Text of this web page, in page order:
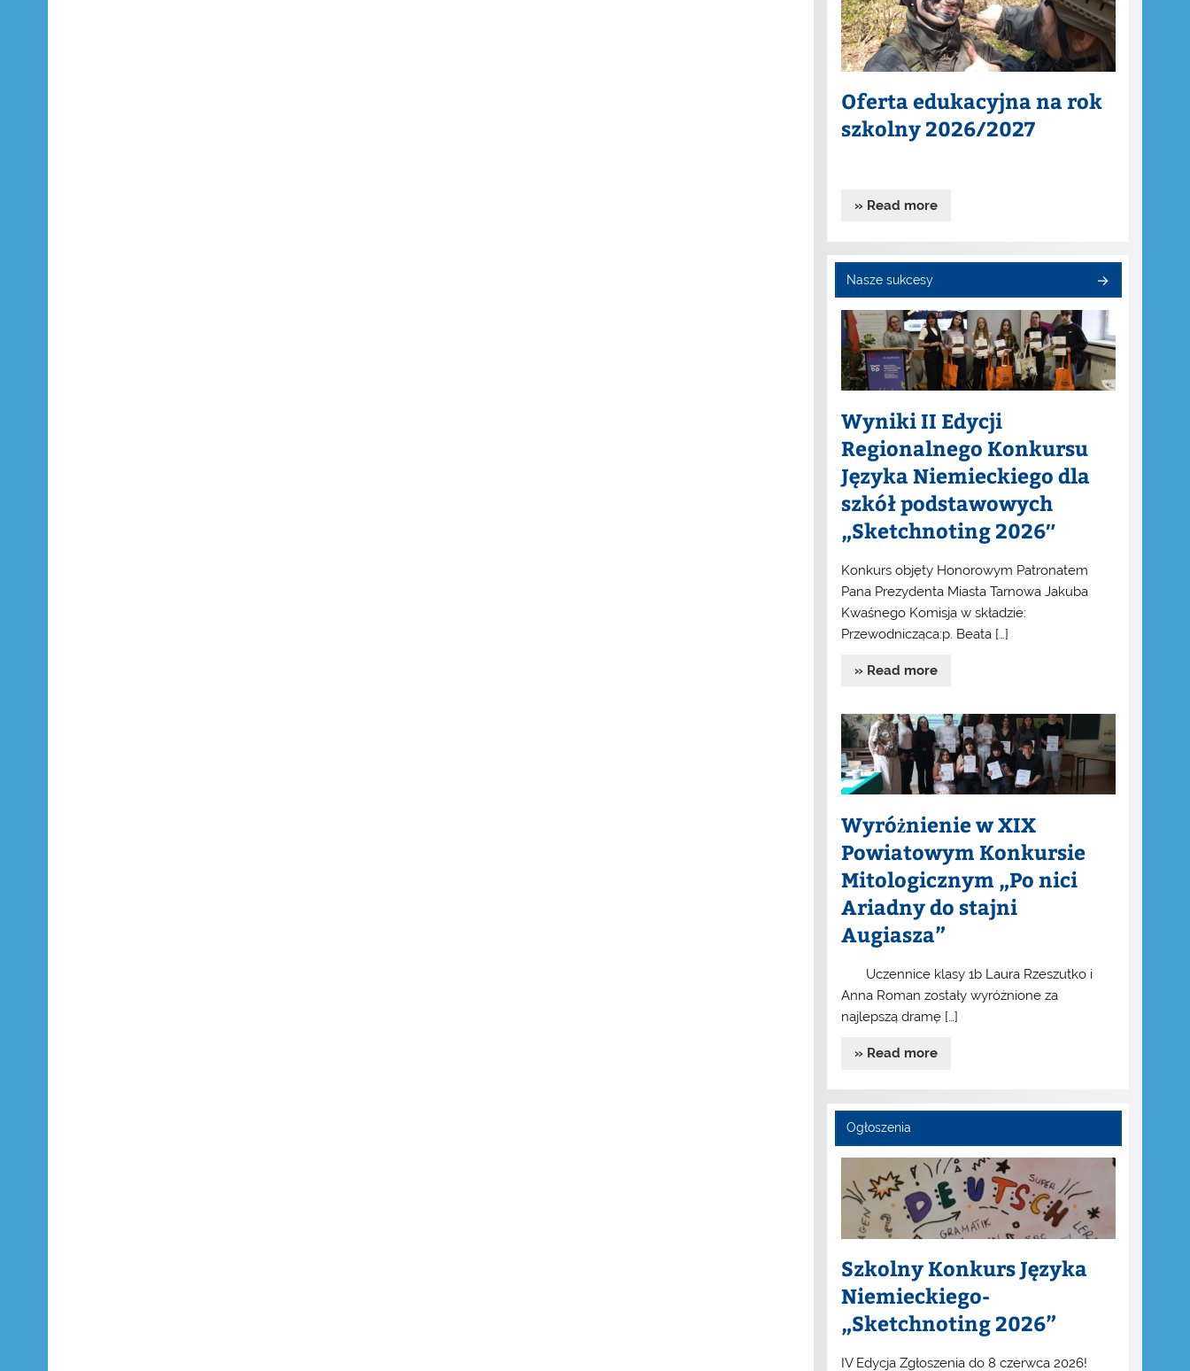
Oferta edukacyjna na rok
szkolny 2026/2027
» Read more
Nasze sukcesy
Wyniki II Edycji
Regionalnego Konkursu
Języka Niemieckiego dla
szkół podstawowych
„Sketchnoting 2026″
Konkurs objęty Honorowym Patronatem
Pana Prezydenta Miasta Tarnowa Jakuba
Kwaśnego Komisja w składzie:
Przewodnicząca:p. Beata […]
» Read more
Wyróżnienie w XIX
Powiatowym Konkursie
Mitologicznym „Po nici
Ariadny do stajni
Augiasza”
Uczennice klasy 1b Laura Rzeszutko i
Anna Roman zostały wyróżnione za
najlepszą dramę […]
» Read more
Ogłoszenia
Szkolny Konkurs Języka
Niemieckiego-
„Sketchnoting 2026”
IV Edycja Zgłoszenia do 8 czerwca 2026!